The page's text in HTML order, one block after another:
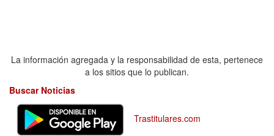
La información agregada y la responsabilidad de esta, pertenece
a los sitios que lo publican.
Buscar Noticias
Trastitulares.com